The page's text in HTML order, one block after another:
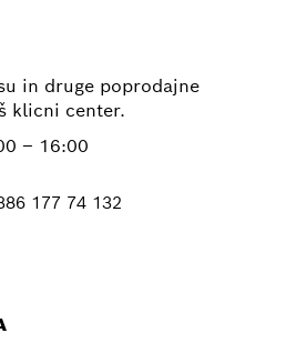
in druge poprodajne
klicni center.
– 16:00
177 74 132